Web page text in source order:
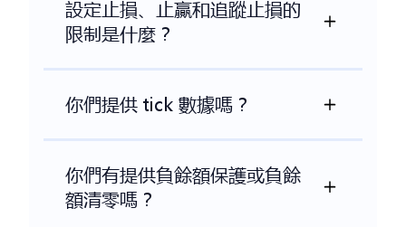
設定止損、止贏和追蹤止損的
限制是什麼？
你們提供 tick 數據嗎？
你們有提供負餘額保護或負餘
額清零嗎？